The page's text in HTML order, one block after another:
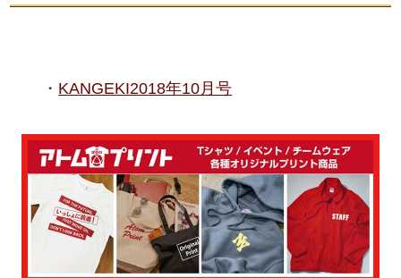
KANGEKI2018年10月号